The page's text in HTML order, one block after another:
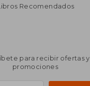
Recomendados
para recibir ofertas y
promociones